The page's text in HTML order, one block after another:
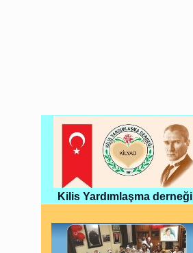
Kilis Yardımlaşma derneği